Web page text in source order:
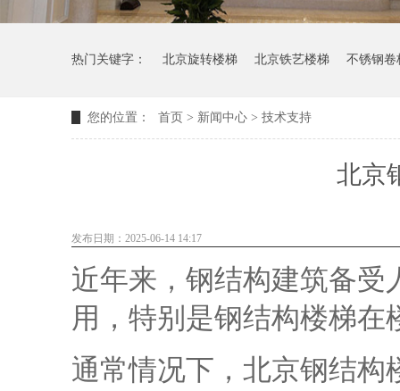
热门关键字： 北京旋转楼梯 北京铁艺楼梯 不锈钢卷
您的位置： 首页 > 新闻中心 > 技术支持
北京
发布日期：2025-06-14 14:17
近年来，钢结构建筑备受
用，特别是钢结构楼梯
通常情况下， 北京钢结构